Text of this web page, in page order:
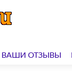
ВАШИ ОТЗЫВЫ